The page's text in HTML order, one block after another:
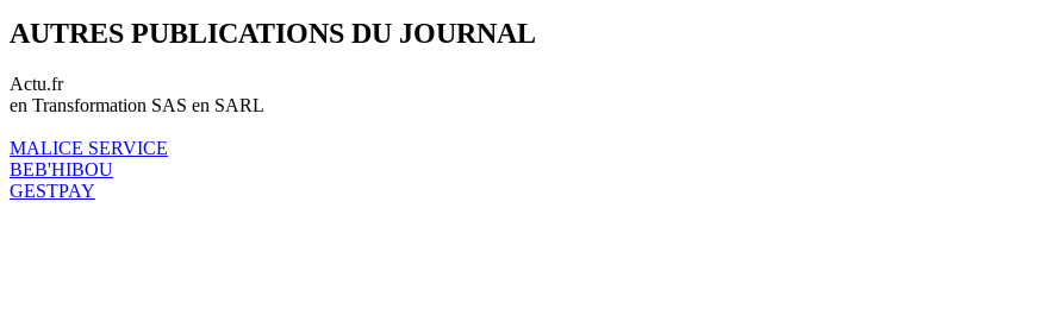
AUTRES PUBLICATIONS DU JOURNAL
Actu.fr
en Transformation SAS en SARL
MALICE SERVICE
BEB'HIBOU
GESTPAY